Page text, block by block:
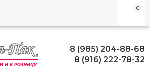
0
8 (985) 204-88-68
8 (916) 222-78-32